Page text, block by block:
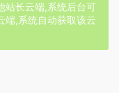
站长云端,系统后台可
端,系统自动获取该云